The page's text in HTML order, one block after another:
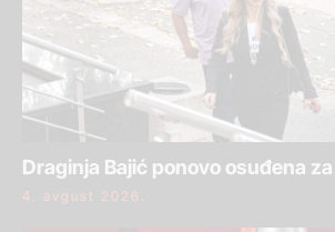
Draginja Bajić ponovo osuđena
4. avgust 2026.